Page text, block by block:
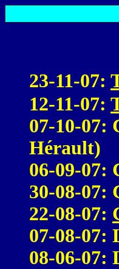
23-11-07:
12-11-07:
07-10-07:
Hérault)
06-09-07:
30-08-07:
22-08-07:
07-08-07:
08-06-07: